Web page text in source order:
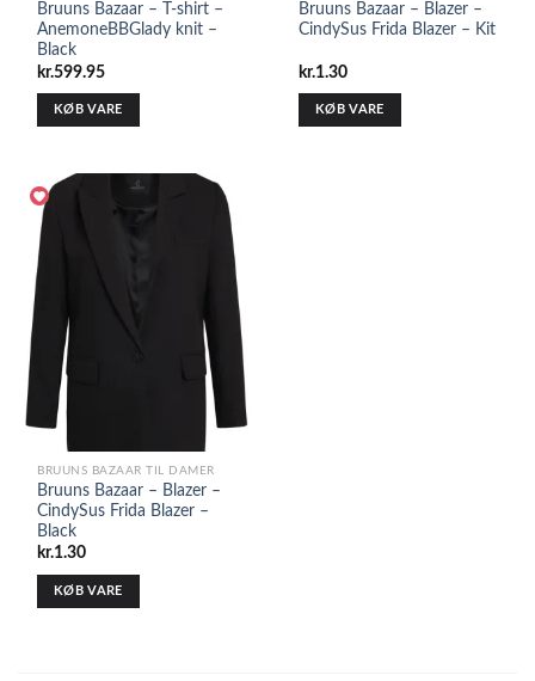
Bruuns Bazaar – T-shirt –
AnemoneBBGlady knit –
Black
kr.599.95
KØB VARE
Bruuns Bazaar – Blazer –
CindySus Frida Blazer – Kit
kr.1.30
KØB VARE
BRUUNS BAZAAR TIL DAMER
Bruuns Bazaar – Blazer –
CindySus Frida Blazer –
Black
kr.1.30
KØB VARE